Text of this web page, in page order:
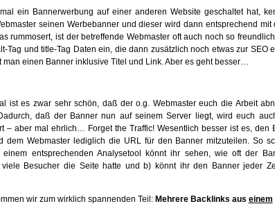
ein Bannerwerbung auf einer anderen Website geschaltet hat,
seinen Werbebanner und dieser wird dann entsprechend mit
rummosert, ist der betreffende Webmaster oft auch noch so
Tag und title-Tag Daten ein, die dann zusätzlich noch etwas zur SEO
man einen Banner inklusive Titel und Link. Aber es geht besser…
ist es zwar sehr schön, daß der o.g. Webmaster euch die Arbeit
daß der Banner nun auf seinem Server liegt, wird euch
– aber mal ehrlich… Forget the Traffic! Wesentlich besser ist es, den
dem Webmaster lediglich die URL für den Banner mitzuteilen. So
einem entsprechenden Analysetool könnt ihr sehen, wie oft der
viele Besucher die Seite hatte und b) könnt ihr den Banner jeder
wir zum wirklich spannenden Teil: Mehrere Backlinks aus einem